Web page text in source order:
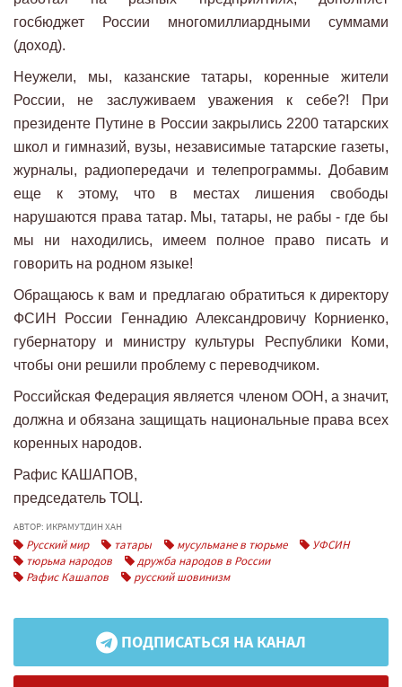
госбюджет России многомиллиардными суммами
(доход).
Неужели, мы, казанские татары, коренные жители
России, не заслуживаем уважения к себе?! При
президенте Путине в России закрылись 2200 татарских
школ и гимназий, вузы, независимые татарские газеты,
журналы, радиопередачи и телепрограммы. Добавим
еще к этому, что в местах лишения свободы
нарушаются права татар. Мы, татары, не рабы - где бы
мы ни находились, имеем полное право писать и
говорить на родном языке!
Обращаюсь к вам и предлагаю обратиться к директору
ФСИН России Геннадию Александровичу Корниенко,
губернатору и министру культуры Республики Коми,
чтобы они решили проблему с переводчиком.
Российская Федерация является членом ООН, а значит,
должна и обязана защищать национальные права всех
коренных народов.
Рафис КАШАПОВ,
председатель ТОЦ.
АВТОР: ИКРАМУТДИН ХАН
Русский мир татары мусульмане в тюрьме
УФСИН
тюрьма народов
дружба народов в России
Рафис Кашапов
русский шовинизм
ПОДПИСАТЬСЯ НА КАНАЛ